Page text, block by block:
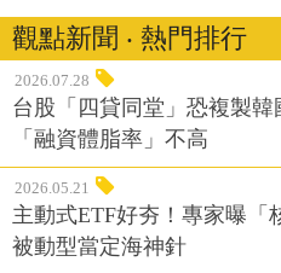
觀點新聞 ‧ 熱門排行
2026.07.28
台股「四貸同堂」恐複製
「融資體脂率」不高
2026.05.21
主動式ETF好夯！專家曝「
被動型當定海神針